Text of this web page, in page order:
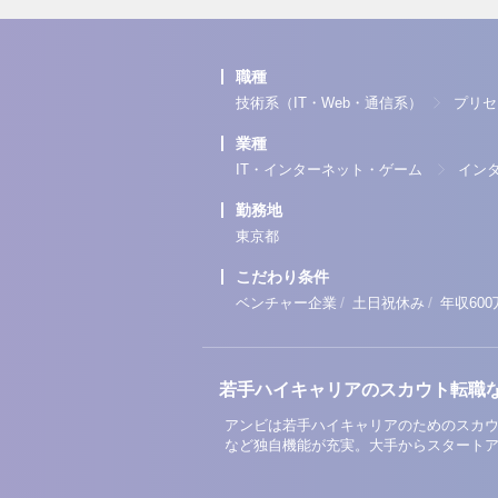
職種
技術系（IT・Web・通信系） プリ
業種
IT・インターネット・ゲーム イン
勤務地
東京都
こだわり条件
ベンチャー企業 / 土日祝休み / 年収600
若手ハイキャリアのスカウト転職
アンビは若手ハイキャリアのためのスカ
など独自機能が充実。大手からスタート